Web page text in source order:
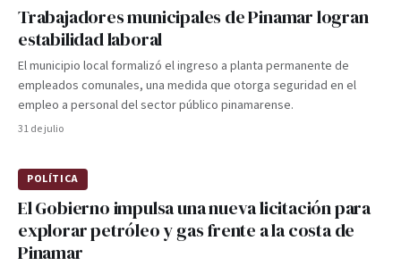
Trabajadores municipales de Pinamar logran
estabilidad laboral
El municipio local formalizó el ingreso a planta permanente de
empleados comunales, una medida que otorga seguridad en el
empleo a personal del sector público pinamarense.
31 de julio
POLÍTICA
El Gobierno impulsa una nueva licitación para
explorar petróleo y gas frente a la costa de
Pinamar